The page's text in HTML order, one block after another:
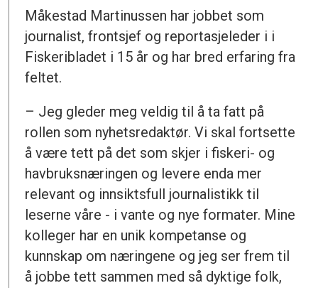
Måkestad Martinussen har jobbet som
journalist, frontsjef og reportasjeleder i i
Fiskeribladet i 15 år og har bred erfaring fra
feltet.
– Jeg gleder meg veldig til å ta fatt på
rollen som nyhetsredaktør. Vi skal fortsette
å være tett på det som skjer i fiskeri- og
havbruksnæringen og levere enda mer
relevant og innsiktsfull journalistikk til
leserne våre - i vante og nye formater. Mine
kolleger har en unik kompetanse og
kunnskap om næringene og jeg ser frem til
å jobbe tett sammen med så dyktige folk,